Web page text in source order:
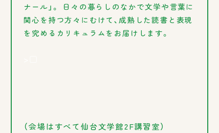
ナール」。 日々の暮らしのなかで文学や言葉に
関心を持つ方々にむけて、成熟した読書と表現
を究めるカリキュラムをお届けします。
（会場はすべて仙台文学館2F講習室）